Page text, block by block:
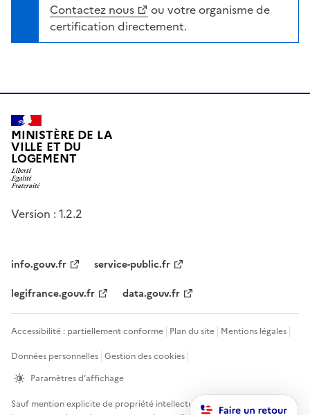
Contactez nous
ou votre organisme de
certification directement.
MINISTÈRE DE LA
VILLE ET DU
LOGEMENT
Version : 1.2.2
info.gouv.fr
service-public.fr
legifrance.gouv.fr
data.gouv.fr
Accessibilité : partiellement conforme Plan du site Mentions légales
Données personnelles Gestion des cookies
Paramètres d’affichage
Sauf mention explicite de propriété intellectuelle détenue par des tiers,